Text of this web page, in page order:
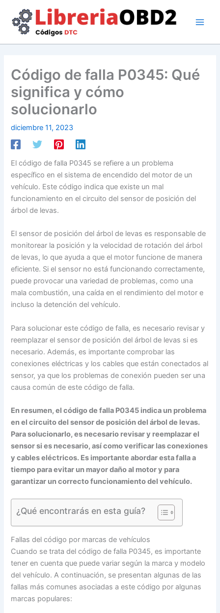
contenido
Código de falla P0345: Qué
significa y cómo
solucionarlo
diciembre 11, 2023
El código de falla P0345 se refiere a un problema
específico en el sistema de encendido del motor de un
vehículo. Este código indica que existe un mal
funcionamiento en el circuito del sensor de posición del
árbol de levas.
El sensor de posición del árbol de levas es responsable de
monitorear la posición y la velocidad de rotación del árbol
de levas, lo que ayuda a que el motor funcione de manera
eficiente. Si el sensor no está funcionando correctamente,
puede provocar una variedad de problemas, como una
mala combustión, una caída en el rendimiento del motor e
incluso la detención del vehículo.
Para solucionar este código de falla, es necesario revisar y
reemplazar el sensor de posición del árbol de levas si es
necesario. Además, es importante comprobar las
conexiones eléctricas y los cables que están conectados al
sensor, ya que los problemas de conexión pueden ser una
causa común de este código de falla.
En resumen, el código de falla P0345 indica un problema
en el circuito del sensor de posición del árbol de levas.
Para solucionarlo, es necesario revisar y reemplazar el
sensor si es necesario, así como verificar las conexiones
y cables eléctricos. Es importante abordar esta falla a
tiempo para evitar un mayor daño al motor y para
garantizar un correcto funcionamiento del vehículo.
¿Qué encontrarás en esta guía?
Fallas del código por marcas de vehículos
Cuando se trata del código de falla P0345, es importante
tener en cuenta que puede variar según la marca y modelo
del vehículo. A continuación, se presentan algunas de las
fallas más comunes asociadas a este código por algunas
marcas populares: